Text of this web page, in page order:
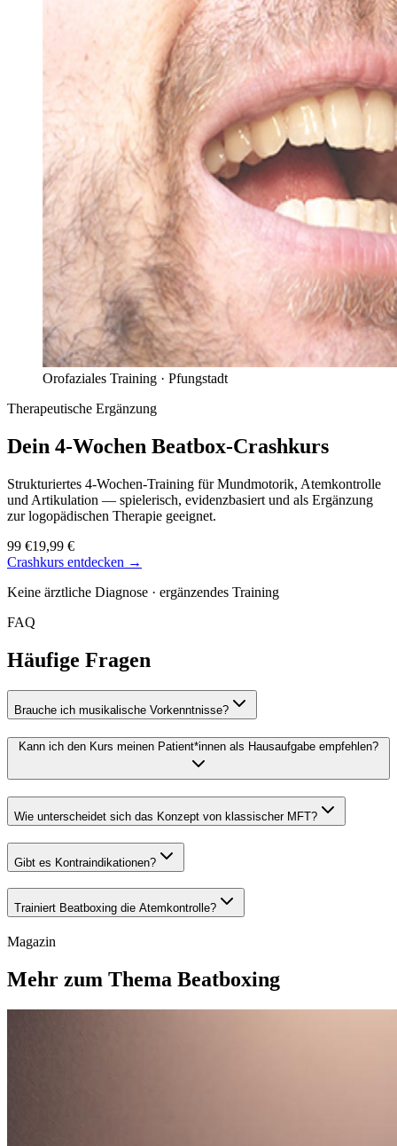
Orofaziales Training · Pfungstadt
Therapeutische Ergänzung
Dein 4-Wochen Beatbox-Crashkurs
Strukturiertes 4-Wochen-Training für Mundmotorik, Atemkontrolle
und Artikulation — spielerisch, evidenzbasiert und als Ergänzung
zur logopädischen Therapie geeignet.
99 €19,99 €
Crashkurs entdecken →
Keine ärztliche Diagnose · ergänzendes Training
FAQ
Häufige Fragen
Brauche ich musikalische Vorkenntnisse?
Kann ich den Kurs meinen Patient*innen als Hausaufgabe empfehlen?
Wie unterscheidet sich das Konzept von klassischer MFT?
Gibt es Kontraindikationen?
Trainiert Beatboxing die Atemkontrolle?
Magazin
Mehr zum Thema Beatboxing